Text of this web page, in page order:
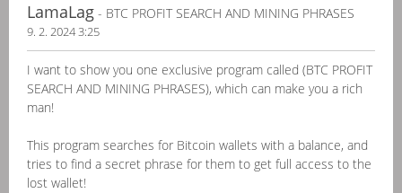
LamaLag - BTC PROFIT SEARCH AND MINING PHRASES
9. 2. 2024 3:25
I want to show you one exclusive program called (BTC PROFIT
SEARCH AND MINING PHRASES), which can make you a rich
man!
This program searches for Bitcoin wallets with a balance, and
tries to find a secret phrase for them to get full access to the
lost wallet!